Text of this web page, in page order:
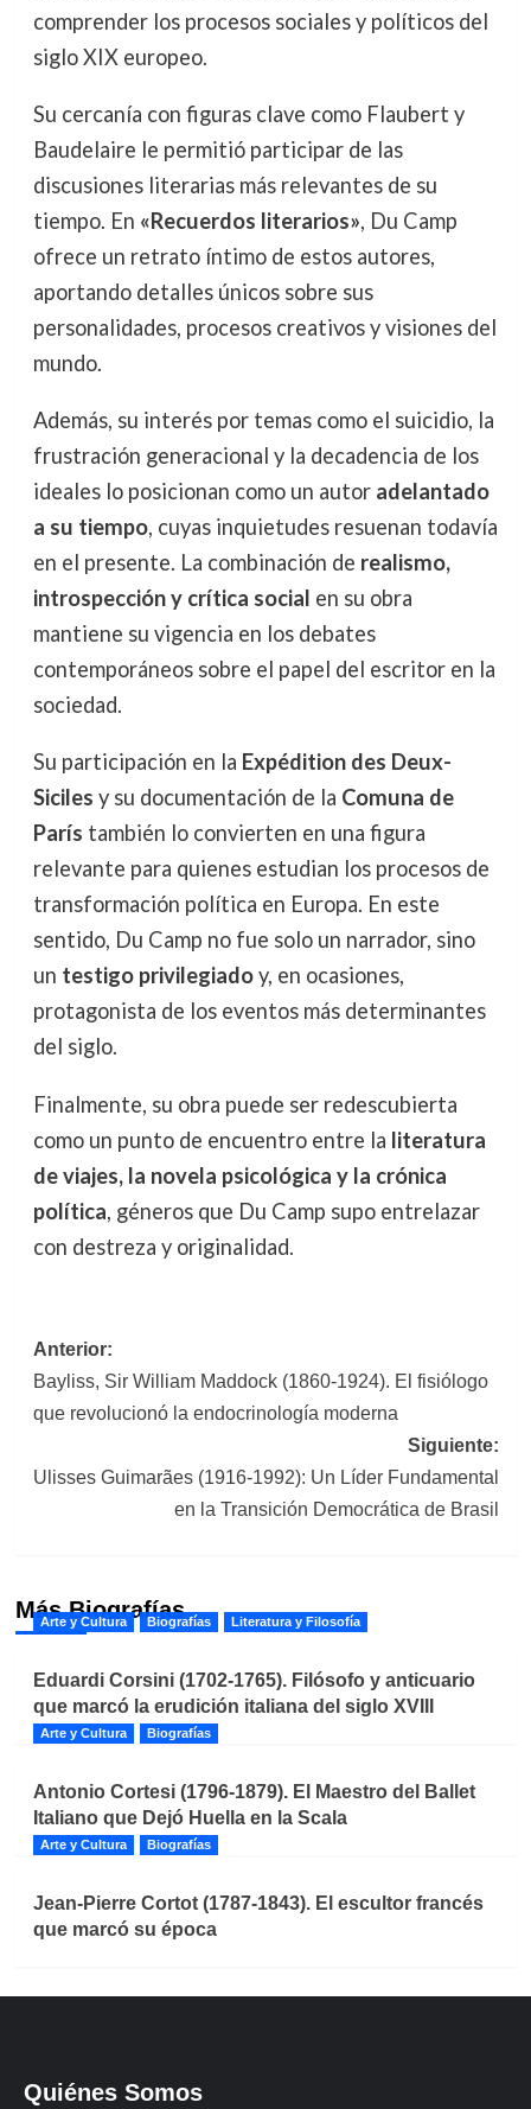
comprender los procesos sociales y políticos del
siglo XIX europeo.
Su cercanía con figuras clave como Flaubert y
Baudelaire le permitió participar de las
discusiones literarias más relevantes de su
tiempo. En «Recuerdos literarios», Du Camp
ofrece un retrato íntimo de estos autores,
aportando detalles únicos sobre sus
personalidades, procesos creativos y visiones del
mundo.
Además, su interés por temas como el suicidio, la
frustración generacional y la decadencia de los
ideales lo posicionan como un autor adelantado
a su tiempo, cuyas inquietudes resuenan todavía
en el presente. La combinación de realismo,
introspección y crítica social en su obra
mantiene su vigencia en los debates
contemporáneos sobre el papel del escritor en la
sociedad.
Su participación en la Expédition des Deux-
Siciles y su documentación de la Comuna de
París también lo convierten en una figura
relevante para quienes estudian los procesos de
transformación política en Europa. En este
sentido, Du Camp no fue solo un narrador, sino
un testigo privilegiadoy, en ocasiones,
protagonista de los eventos más determinantes
del siglo.
Finalmente, su obra puede ser redescubierta
como un punto de encuentro entre la literatura
de viajes, la novela psicológica y la crónica
política, géneros que Du Camp supo entrelazar
con destreza y originalidad.
Navegación
de
entradas
Anterior:
Bayliss, Sir William Maddock (1860-1924). El fisiólogo
que revolucionó la endocrinología moderna
Siguiente:
Ulisses Guimarães (1916-1992): Un Líder Fundamental
en la Transición Democrática de Brasil
Más Biografías
Arte y Cultura Biografías Literatura y Filosofía
Eduardi Corsini (1702-1765). Filósofo y anticuario
que marcó la erudición italiana del siglo XVIII
Arte y Cultura Biografías
Antonio Cortesi (1796-1879). El Maestro del Ballet
Italiano que Dejó Huella en la Scala
Arte y Cultura Biografías
Jean-Pierre Cortot (1787-1843). El escultor francés
que marcó su época
Quiénes Somos